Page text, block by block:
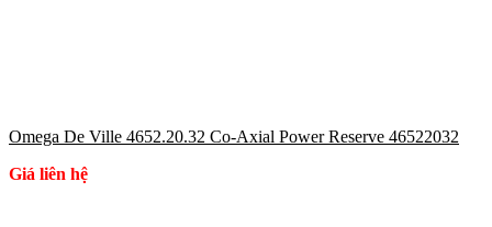
Omega De Ville 4652.20.32 Co-Axial Power Reserve 46522032
Giá liên hệ